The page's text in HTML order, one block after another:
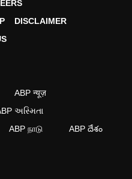
DISCLAIMER
ABP न्यूज़
અસ્મિતા
ABP நாடு ABP దేశం